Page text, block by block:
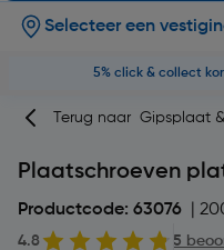
Selecteer een
5% click & collect
Terug naar Gipsplaat
Plaatschroeven
Productcode: 63076 |
4.8 5